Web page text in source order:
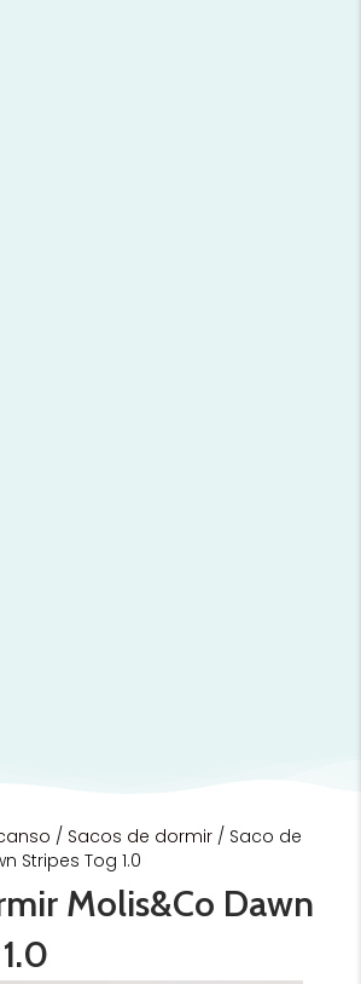
/ Sacos de dormir / Saco de
Stripes Tog 1.0
Molis&Co Dawn